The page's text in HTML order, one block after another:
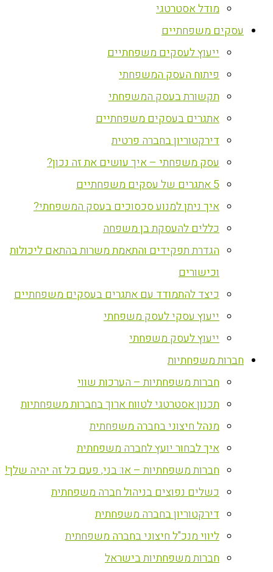
מודל אסטרטגי
עסקים משפחתיים
ייעוץ לעסקים משפחתיים
פיתוח העסק המשפחתי
תקשורת בעסק המשפחתי
אתגרים בעסקים משפחתיים
דירקטוריון בחברה פרטית
עסק משפחתי – איך עושים את זה נכון?
5 אתגרים של עסקים משפחתיים
איך ניתן למנוע סכסוכים בעסק המשפחתי?
כללים להעסקת בן משפחה
הגדרת תפקידים והתאמת משרות בהתאם ליכולות
וכישורים
כיצד להתמודד עם אתגרים בעסקים משפחתיים
ייעוץ עסקי לעסק משפחתי
ייעוץ לעסק משפחתי
חברות משפחתיות
חברות משפחתיות – הערכות שווי
תכנון אסטרטגי לטווח ארוך בחברות משפחתיות
מנהל חיצוני בחברה משפחתית
איך לבחור יועץ לחברה משפחתית
חברות משפחתיות – או: בני, פעם כל זה יהיה שלך!
כשלים נפוצים בניהול חברה משפחתית
דירקטוריון בחברה משפחתית
ליווי מנכ"ל חיצוני בחברה משפחתית
חברות משפחתיות בישראל